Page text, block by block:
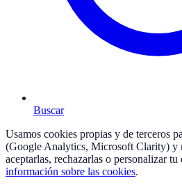
Buscar
Usamos cookies propias y de terceros
(Google Analytics, Microsoft Clarity) y
aceptarlas, rechazarlas o personalizar
información sobre las cookies.